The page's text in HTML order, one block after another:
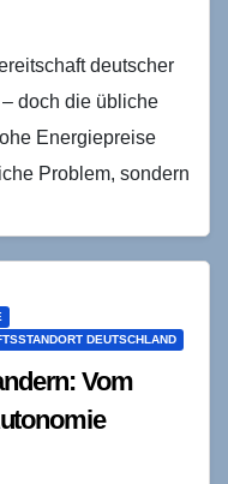
deutscher
doch die übliche
Energiepreise
Problem, sondern
DEUTSCHLAND
Vom